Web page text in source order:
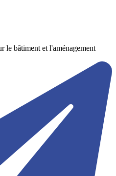
le bâtiment et l'aménagement